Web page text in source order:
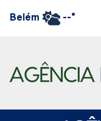
Belém --°